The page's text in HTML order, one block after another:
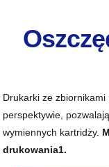
Drukarki ze zbiornikami
perspektywie,
wymiennych kartridży.
drukowania1.